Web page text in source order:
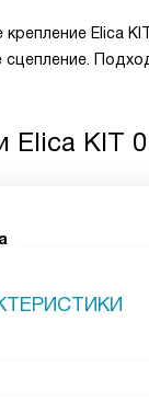
крепление Elica
Elica KIT